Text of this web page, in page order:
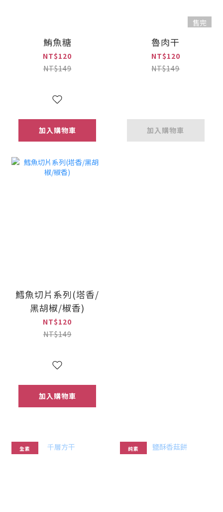
鮪魚糖
NT$120
NT$149
加入購物車
售完
魯肉干
NT$120
NT$149
加入購物車
鱈魚切片系列(塔香/
黑胡椒/椒香)
NT$120
NT$149
加入購物車
全素 純素